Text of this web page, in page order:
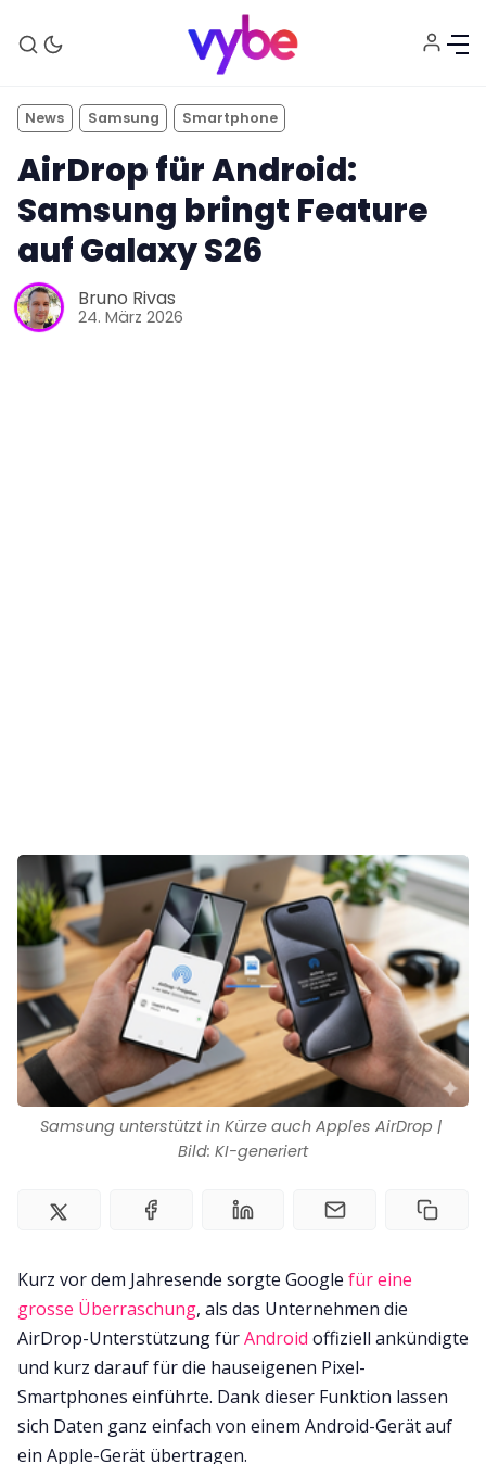
Kontakt
Impressum
Samsung unterstützt in Kürze auch Apples AirDrop |
Bild: KI-generiert
News Samsung Smartphone
AirDrop für Android:
Samsung bringt Feature
auf Galaxy S26
Bruno Rivas
24. März 2026
Kurz vor dem Jahresende sorgte Google für eine
grosse Überraschung, als das Unternehmen die
AirDrop-Unterstützung fürAndroid offiziell ankündigte
und kurz darauf für die hauseigenen Pixel-
Smartphones einführte. Dank dieser Funktion lassen
sich Daten ganz einfach von einem Android-Gerät auf
ein Apple-Gerät übertragen.